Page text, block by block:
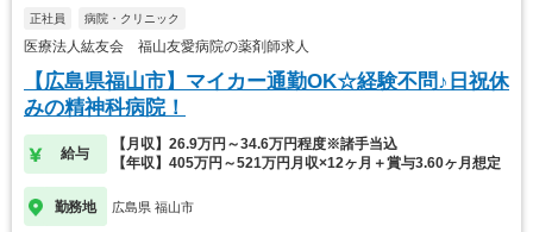
正社員 病院・クリニック
医療法人紘友会 福山友愛病院の薬剤師求人
【広島県福山市】マイカー通勤OK☆経験不問♪日祝休
みの精神科病院！
給与
【月収】26.9万円～34.6万円程度※諸手当込
【年収】405万円～521万円月収×12ヶ月＋賞与3.60ヶ月想定
勤務地 広島県 福山市